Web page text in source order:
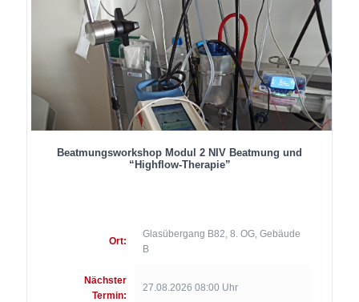
Beatmungsworkshop Modul 2 NIV Beatmung und
“Highflow-Therapie”
Ort:
Glasübergang B82, 8. OG, Gebäude
B
Nächster
Termin:
27.08.2026 08:00 Uhr